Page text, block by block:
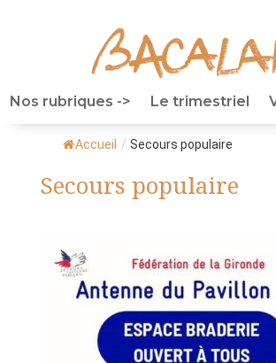
Nos rubriques -> Le trimestriel
Accueil / Secours populaire
Secours populaire